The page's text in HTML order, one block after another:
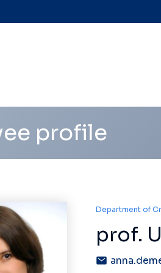
profile
Department of
prof.